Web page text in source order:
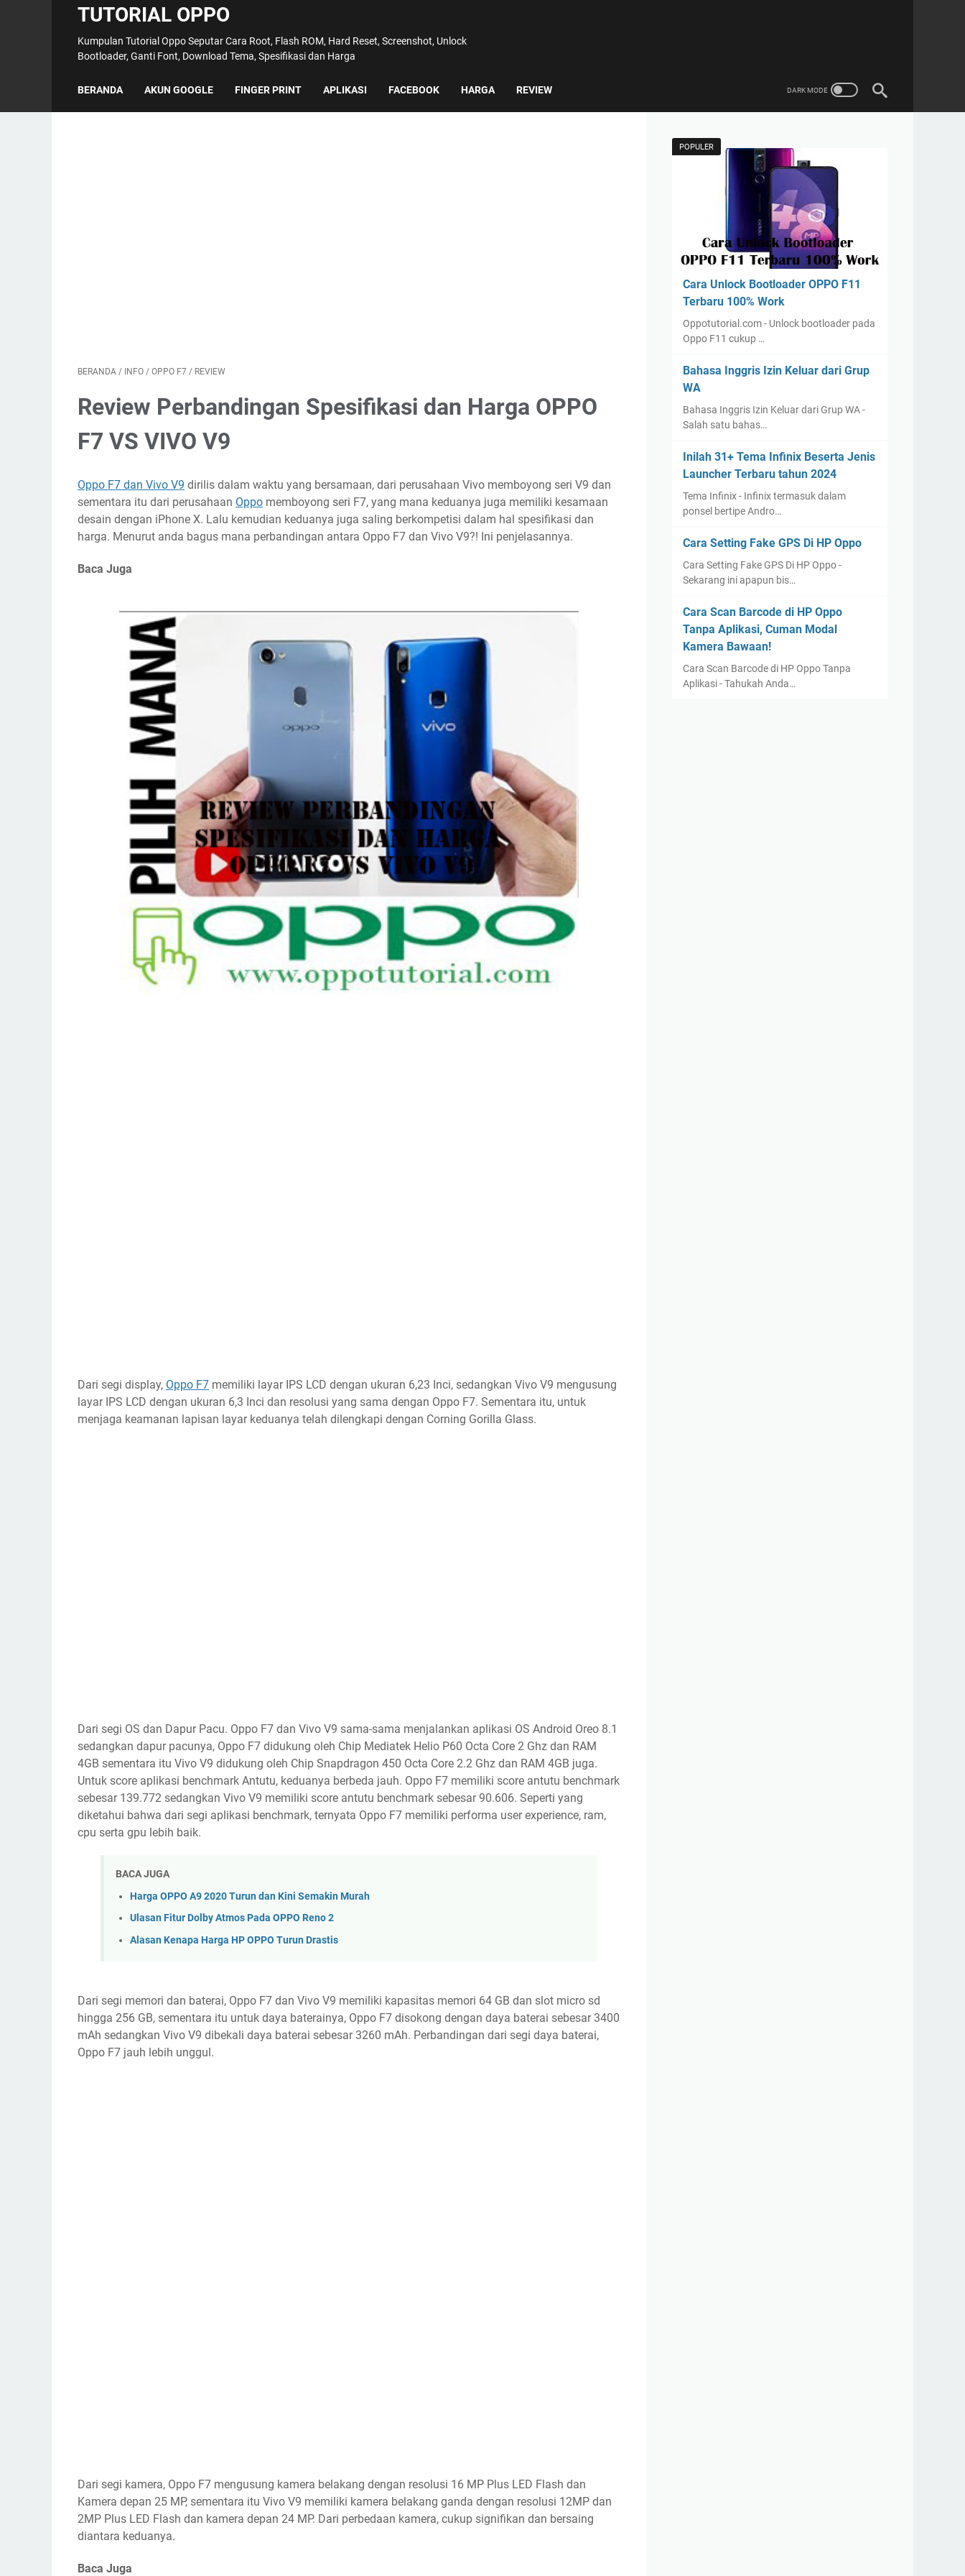
TUTORIAL OPPO
Kumpulan Tutorial Oppo Seputar Cara Root, Flash ROM, Hard Reset, Screenshot, Unlock
Bootloader, Ganti Font, Download Tema, Spesifikasi dan Harga
BERANDA AKUN GOOGLE FINGER PRINT APLIKASI FACEBOOK HARGA REVIEW
BERANDA / INFO / OPPO F7 / REVIEW
Review Perbandingan Spesifikasi dan Harga OPPO
F7 VS VIVO V9
Oppo F7 dan Vivo V9 dirilis dalam waktu yang bersamaan, dari perusahaan Vivo memboyong seri V9 dan
sementara itu dari perusahaan Oppo memboyong seri F7, yang mana keduanya juga memiliki kesamaan
desain dengan iPhone X. Lalu kemudian keduanya juga saling berkompetisi dalam hal spesifikasi dan
harga. Menurut anda bagus mana perbandingan antara Oppo F7 dan Vivo V9?! Ini penjelasannya.
Baca Juga
Dari segi display, Oppo F7 memiliki layar IPS LCD dengan ukuran 6,23 Inci, sedangkan Vivo V9 mengusung
layar IPS LCD dengan ukuran 6,3 Inci dan resolusi yang sama dengan Oppo F7. Sementara itu, untuk
menjaga keamanan lapisan layar keduanya telah dilengkapi dengan Corning Gorilla Glass.
Dari segi OS dan Dapur Pacu. Oppo F7 dan Vivo V9 sama-sama menjalankan aplikasi OS Android Oreo 8.1
sedangkan dapur pacunya, Oppo F7 didukung oleh Chip Mediatek Helio P60 Octa Core 2 Ghz dan RAM
4GB sementara itu Vivo V9 didukung oleh Chip Snapdragon 450 Octa Core 2.2 Ghz dan RAM 4GB juga.
Untuk score aplikasi benchmark Antutu, keduanya berbeda jauh. Oppo F7 memiliki score antutu benchmark
sebesar 139.772 sedangkan Vivo V9 memiliki score antutu benchmark sebesar 90.606. Seperti yang
diketahui bahwa dari segi aplikasi benchmark, ternyata Oppo F7 memiliki performa user experience, ram,
cpu serta gpu lebih baik.
BACA JUGA
Harga OPPO A9 2020 Turun dan Kini Semakin Murah
Ulasan Fitur Dolby Atmos Pada OPPO Reno 2
Alasan Kenapa Harga HP OPPO Turun Drastis
Dari segi memori dan baterai, Oppo F7 dan Vivo V9 memiliki kapasitas memori 64 GB dan slot micro sd
hingga 256 GB, sementara itu untuk daya baterainya, Oppo F7 disokong dengan daya baterai sebesar 3400
mAh sedangkan Vivo V9 dibekali daya baterai sebesar 3260 mAh. Perbandingan dari segi daya baterai,
Oppo F7 jauh lebih unggul.
Dari segi kamera, Oppo F7 mengusung kamera belakang dengan resolusi 16 MP Plus LED Flash dan
Kamera depan 25 MP, sementara itu Vivo V9 memiliki kamera belakang ganda dengan resolusi 12MP dan
2MP Plus LED Flash dan kamera depan 24 MP. Dari perbedaan kamera, cukup signifikan dan bersaing
diantara keduanya.
Baca Juga
POPULER
Cara Unlock Bootloader OPPO F11
Terbaru 100% Work
Oppotutorial.com - Unlock bootloader pada
Oppo F11 cukup …
Bahasa Inggris Izin Keluar dari Grup
WA
Bahasa Inggris Izin Keluar dari Grup WA -
Salah satu bahas…
Inilah 31+ Tema Infinix Beserta Jenis
Launcher Terbaru tahun 2024
Tema Infinix - Infinix termasuk dalam
ponsel bertipe Andro…
Cara Setting Fake GPS Di HP Oppo
Cara Setting Fake GPS Di HP Oppo -
Sekarang ini apapun bis…
Cara Scan Barcode di HP Oppo
Tanpa Aplikasi, Cuman Modal
Kamera Bawaan!
Cara Scan Barcode di HP Oppo Tanpa
Aplikasi - Tahukah Anda…